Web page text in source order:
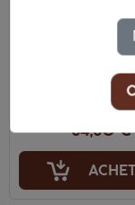
Barolo
Piemonte
54,60 €